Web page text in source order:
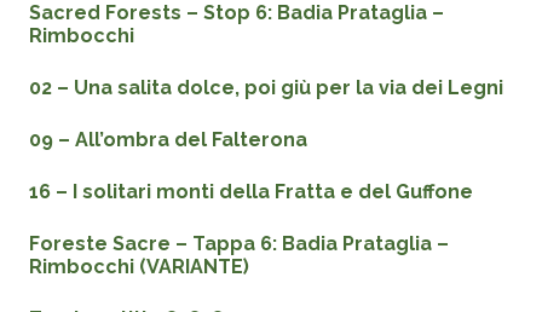
Sacred Forests – Stop 6: Badia Prataglia –
Rimbocchi
02 – Una salita dolce, poi giù per la via dei Legni
09 – All’ombra del Falterona
16 – I solitari monti della Fratta e del Guffone
Foreste Sacre – Tappa 6: Badia Prataglia –
Rimbocchi (VARIANTE)